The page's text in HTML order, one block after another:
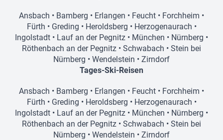
Ansbach • Bamberg • Erlangen • Feucht • Forchheim •
Fürth • Greding • Heroldsberg • Herzogenaurach •
Ingolstadt • Lauf an der Pegnitz • München • Nürnberg •
Röthenbach an der Pegnitz • Schwabach • Stein bei
Nürnberg • Wendelstein • Zirndorf
Tages-Ski-Reisen
Ansbach • Bamberg • Erlangen • Feucht • Forchheim •
Fürth • Greding • Heroldsberg • Herzogenaurach •
Ingolstadt • Lauf an der Pegnitz • München • Nürnberg •
Röthenbach an der Pegnitz • Schwabach • Stein bei
Nürnberg • Wendelstein • Zirndorf